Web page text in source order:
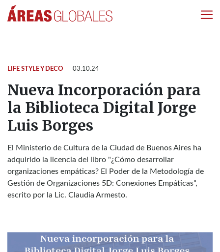
LIFE STYLE Y DECO 03.10.24
Nueva Incorporación para
la Biblioteca Digital Jorge
Luis Borges
El Ministerio de Cultura de la Ciudad de Buenos Aires ha
adquirido la licencia del libro "¿Cómo desarrollar
organizaciones empáticas? El Poder de la Metodología de
Gestión de Organizaciones 5D: Conexiones Empáticas",
escrito por la Lic. Claudia Armesto.